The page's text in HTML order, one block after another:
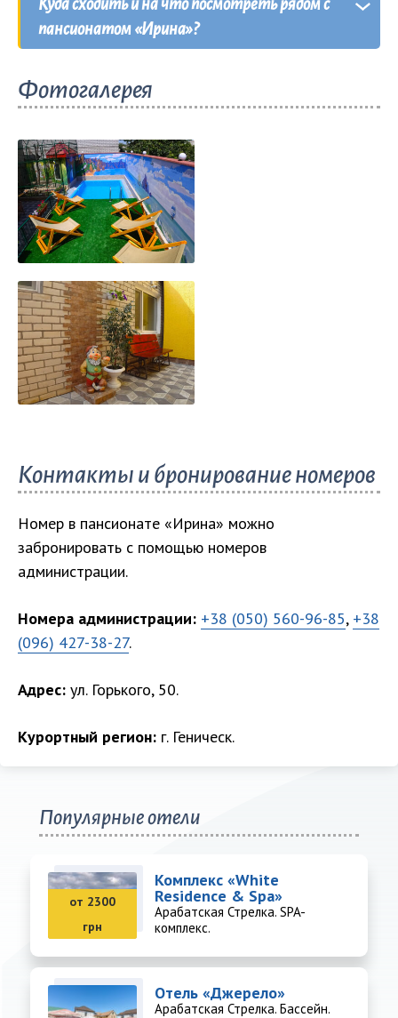
прокат шезлонгов и зонтов.
Куда сходить и на что посмотреть рядом с
пансионатом «Ирина»?
«Ирина» находятся несколько парков и
Фотогалерея
Контакты и бронирование номеров
Номер в пансионате «Ирина» можно
забронировать с помощью номеров
администрации.
Номера администрации: +38 (050) 560-96-85, +38
(096) 427-38-27.
Адрес: ул. Горького, 50.
Курортный регион: г. Геническ.
Популярные отели
от 2300
грн
Комплекс «White
Residence & Spa»
Арабатская Стрелка. SPA-
комплекс.
Отель «Джерело»
Арабатская Стрелка. Бассейн.